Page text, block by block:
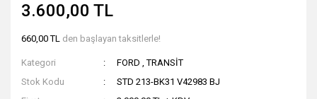
3.600,00 TL
660,00 TL den başlayan taksitlerle!
Kategori FORD ,TRANSİT
Stok Kodu
STD 213-BK31 V42983 BJ